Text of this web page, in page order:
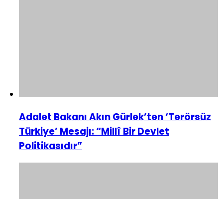
Adalet Bakanı Akın Gürlek’ten ‘Terörsüz
Türkiye’ Mesajı: “Millî Bir Devlet
Politikasıdır”